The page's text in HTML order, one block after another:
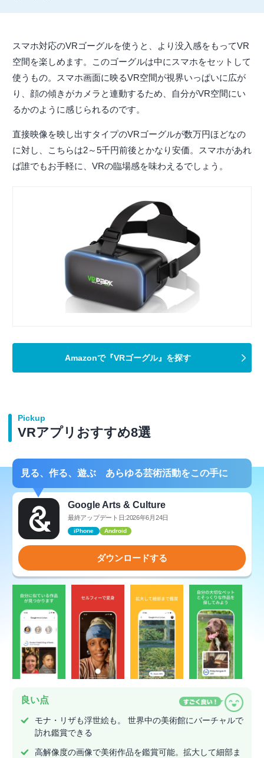
スマホ対応のVRゴーグルを使うと、より没入感をもってVR
空間を楽しめます。このゴーグルは中にスマホをセットして
使うもの。スマホ画面に映るVR空間が視界いっぱいに広が
り、顔の傾きがカメラと連動するため、自分がVR空間にい
るかのように感じられるのです。
直接映像を映し出すタイプのVRゴーグルが数万円ほどなの
に対し、こちらは2～5千円前後とかなり安価。スマホがあれ
ば誰でもお手軽に、VRの臨場感を味わえるでしょう。
Amazonで『VRゴーグル』を探す
Pickup
VRアプリおすすめ8選
見る、作る、遊ぶ あらゆる芸術活動をこの手に
Google Arts & Culture
最終アップデート日:2026年6月24日
iPhone Android
ダウンロードする
良い点
モナ・リザも浮世絵も。 世界中の美術館にバーチャルで
訪れ鑑賞できる
高解像度の画像で美術作品を鑑賞可能。拡大して細部ま